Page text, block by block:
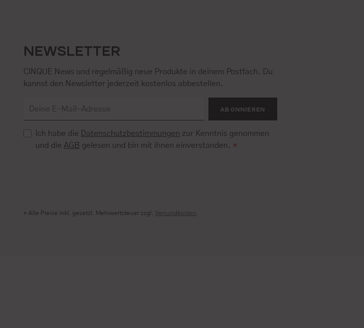
NEWSLETTER
CINQUE News und regelmäßig neue Produkte in deinem Postfach. Du
kannst den Newsletter jederzeit kostenlos abbestellen.
ABONNIEREN
Ich habe die Datenschutzbestimmungen zur Kenntnis genommen
und die AGB gelesen und bin mit ihnen einverstanden. *
* Alle Preise inkl. gesetzl. Mehrwertsteuer zzgl.Versandkosten